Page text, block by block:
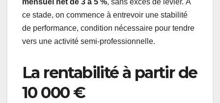
mensuel net de 3 à 5 %, sans excès de levier. À
ce stade, on commence à entrevoir une stabilité
de performance, condition nécessaire pour tendre
vers une activité semi-professionnelle.
La rentabilité à partir de
10 000 €